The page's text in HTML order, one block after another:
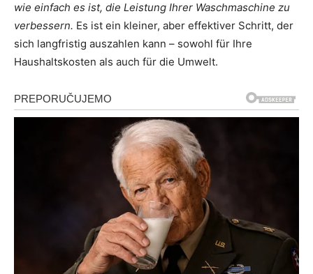
wie einfach es ist, die Leistung Ihrer Waschmaschine zu
verbessern. Es ist ein kleiner, aber effektiver Schritt, der
sich langfristig auszahlen kann – sowohl für Ihre
Haushaltskosten als auch für die Umwelt.